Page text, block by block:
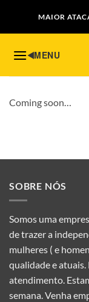
content
MAIOR
Coming soon…
SOBRE NÓS
Somos uma
de trazer a
mulheres ( e
qualidade e
atendimento.
semana. Venha